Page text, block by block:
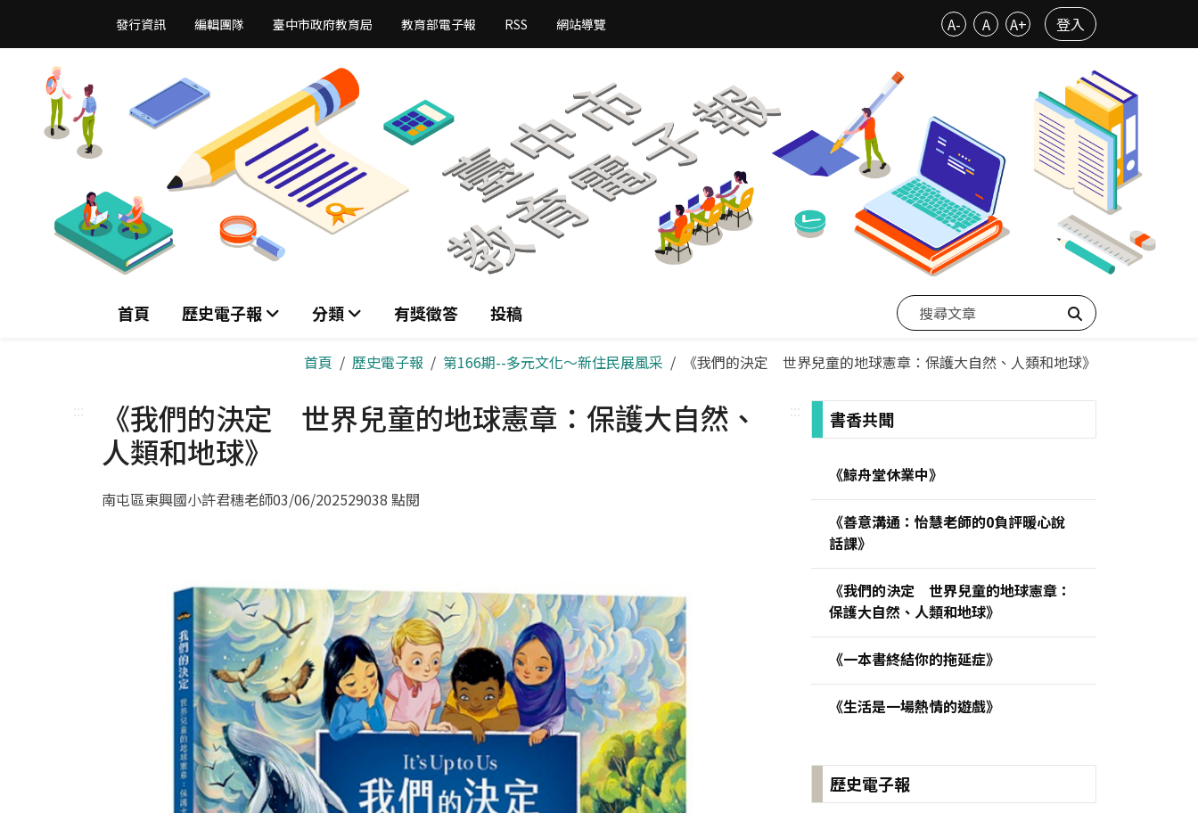
主
發行資訊 編輯團隊 臺中市政府教育局 教育部電子報 RSS 網站導覽 A- A A+ 登入
首頁 歷史電子報 分類 有獎徵答 投稿
搜尋
首頁 歷史電子報 第166期--多元文化～新住民展風采 《我們的決定 世界兒童的地球憲章：保護大自然、人類和地球》
:::
《我們的決定 世界兒童的地球憲章：保護大自然、
人類和地球》
南屯區東興國小許君穗老師03/06/202529038 點閱
::: 書香共聞
《鯨舟堂休業中》
《善意溝通：怡慧老師的0負評暖心說
話課》
《我們的決定 世界兒童的地球憲章：
保護大自然、人類和地球》
《一本書終結你的拖延症》
《生活是一場熱情的遊戲》
歷史電子報